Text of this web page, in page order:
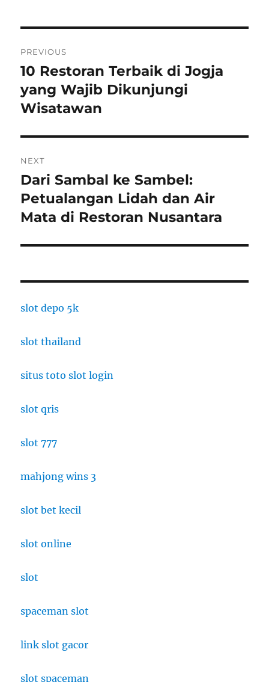
navigation
PREVIOUS
Previous
post:
10 Restoran Terbaik di Jogja
yang Wajib Dikunjungi
Wisatawan
NEXT
Next
post:
Dari Sambal ke Sambel:
Petualangan Lidah dan Air
Mata di Restoran Nusantara
slot depo 5k
slot thailand
situs toto slot login
slot qris
slot 777
mahjong wins 3
slot bet kecil
slot online
slot
spaceman slot
link slot gacor
slot spaceman